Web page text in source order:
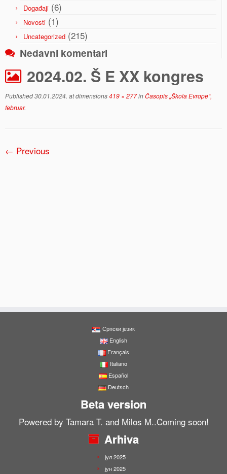
Događaji (6)
Novosti (1)
Uncategorized (215)
Nedavni komentari
2024.02. Š E XX kongres
Published30.01.2024. at dimensions419 × 277inČasopis „Škola Evrope“,
februar.
← Previous
Српски језик
English
Français
Italiano
Español
Deutsch
Beta version
Powered by Tamara T. and Milos M..Coming soon!
Arhiva
јул 2025
јун 2025